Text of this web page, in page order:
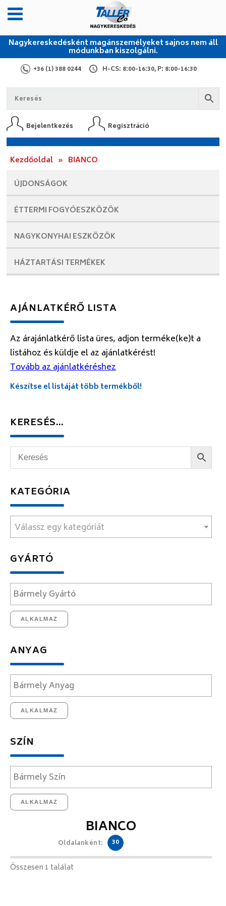
Nagykereskedésként magánszemélyeket sajnos nem áll
módunkban kiszolgálni.
+36 (1) 388 0244 H-CS: 8:00-16:30, P: 8:00-16:30
Bejelentkezés Regisztráció
Kezdőoldal » BIANCO
ÚJDONSÁGOK
ÉTTERMI FOGYÓESZKÖZÖK
NAGYKONYHAI ESZKÖZÖK
HÁZTARTÁSI TERMÉKEK
AJÁNLATKÉRŐ LISTA
Az árajánlatkérő lista üres, adjon terméke(ke)t a
listához és küldje el az ajánlatkérést!
Tovább az ajánlatkéréshez
Készítse el listáját több termékből!
KERESÉS…
KATEGÓRIA
Válassz egy kategóriát
GYÁRTÓ
ALKALMAZ
ANYAG
ALKALMAZ
SZÍN
ALKALMAZ
BIANCO
Oldalanként: 30
Összesen 1 találat